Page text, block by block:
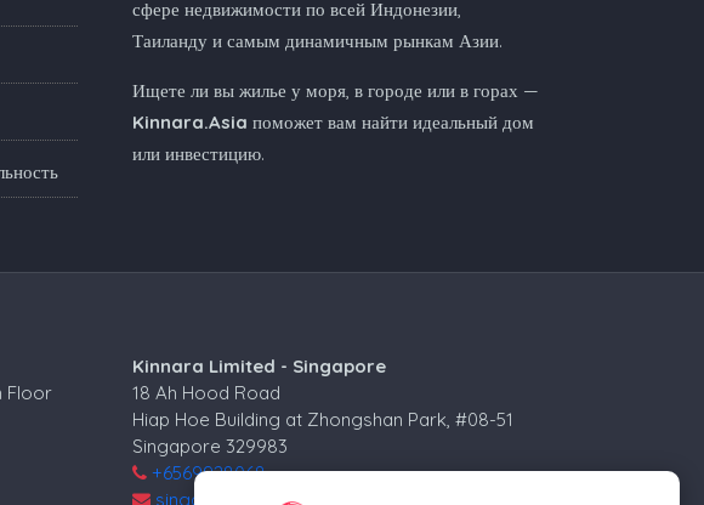
сфере недвижимости по всей Индонезии,
Таиланду и самым динамичным рынкам Азии.
Ищете ли вы жилье у моря, в городе или в горах —
Kinnara.Asia поможет вам найти идеальный дом
или инвестицию.
Floor
Kinnara Limited - Singapore
18 Ah Hood Road
Hiap Hoe Building at Zhongshan Park, #08-51
Singapore 329983
+6569928068
singapore@kinnara.asia